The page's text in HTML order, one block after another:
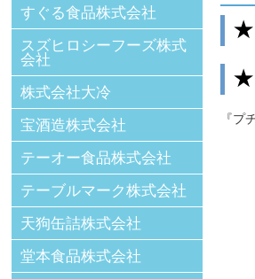
★
★
『プ
すぐる食品株式会社
スズヒロシーフーズ株式
会社
株式会社大冷
宝酒造株式会社
テーオー食品株式会社
テーブルマーク株式会社
天狗缶詰株式会社
堂本食品株式会社